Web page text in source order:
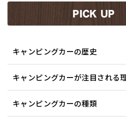
PICK UP
キャンピングカーの歴史
キャンピングカーが注目される
キャンピングカーの種類